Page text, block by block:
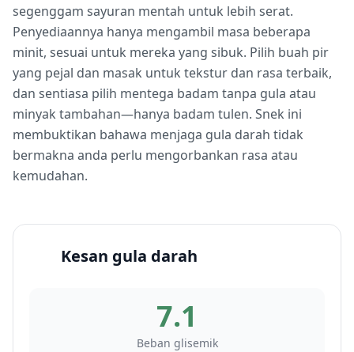
segenggam sayuran mentah untuk lebih serat.
Penyediaannya hanya mengambil masa beberapa
minit, sesuai untuk mereka yang sibuk. Pilih buah pir
yang pejal dan masak untuk tekstur dan rasa terbaik,
dan sentiasa pilih mentega badam tanpa gula atau
minyak tambahan—hanya badam tulen. Snek ini
membuktikan bahawa menjaga gula darah tidak
bermakna anda perlu mengorbankan rasa atau
kemudahan.
Kesan gula darah
7.1
Beban glisemik